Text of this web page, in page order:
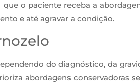
o paciente receba a
e até agravar a condição.
do diagnóstico, da
abordagens conservadoras